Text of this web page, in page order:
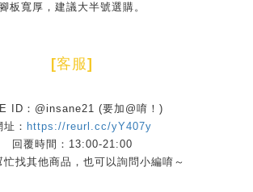
腳板寬厚，建議大半號選購。
[客服]
ID：@insane21 (要加@唷！)
址： https://reurl.cc/yY407y
回覆時間：13:00-21:00
忙找其他商品，也可以詢問小編唷～